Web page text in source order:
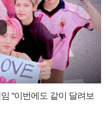
"이번에도 같이 달려보